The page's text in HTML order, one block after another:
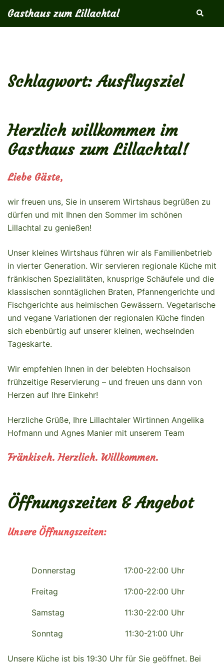
Inhalt
Gasthaus zum Lillachtal Suche
Schlagwort:Ausflugsziel
Herzlich willkommen im
Gasthaus zum Lillachtal!
Liebe Gäste,
wir freuen uns, Sie in unserem Wirtshaus begrüßen zu
dürfen und mit Ihnen den Sommer im schönen
Lillachtal zu genießen!
Unser kleines Wirtshaus führen wir als Familienbetrieb
in vierter Generation. Wir servieren regionale Küche mit
fränkischen Spezialitäten, knusprige Schäufele und die
klassischen sonntäglichen Braten, Pfannengerichte und
Fischgerichte aus heimischen Gewässern. Vegetarische
und vegane Variationen der regionalen Küche finden
sich ebenbürtig auf unserer kleinen, wechselnden
Tageskarte.
Wir empfehlen Ihnen in der belebten Hochsaison
frühzeitige Reservierung – und freuen uns dann von
Herzen auf Ihre Einkehr!
Herzliche Grüße, Ihre Lillachtaler Wirtinnen Angelika
Hofmann und Agnes Manier mit unserem Team
Fränkisch. Herzlich. Willkommen.
Öffnungszeiten & Angebot
Unsere Öffnungszeiten:
Donnerstag 17:00-22:00 Uhr
Freitag 17:00-22:00 Uhr
Samstag 11:30-22:00 Uhr
Sonntag 11:30-21:00 Uhr
Unsere Küche ist bis 19:30 Uhr für Sie geöffnet. Bei